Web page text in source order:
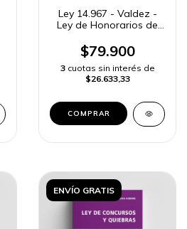
Ley 14.967 - Valdez -
Ley de Honorarios de
Procuradores
$79.900
3 cuotas sin interés de
$26.633,33
COMPRAR
ENVÍO GRATIS